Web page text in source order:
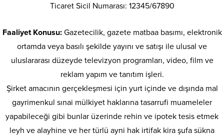
Ticaret Sicil Numarası: 12345/67890
Faaliyet Konusu: Gazetecilik, gazete matbaa basımı, elektronik
ortamda veya basılı şekilde yayını ve satışı ile ulusal ve
uluslararası düzeyde televizyon programları, video, film ve
reklam yapım ve tanıtım işleri.
Şirket amacının gerçekleşmesi için yurt içinde ve dışında mal
gayrimenkul sınai mülkiyet haklarına tasarrufi muameleler
yapabileceği gibi bunlar üzerinde rehin ve ipotek tesis etmek
leyh ve alayhine ve her türlü ayni hak irtifak kira şufa sükna